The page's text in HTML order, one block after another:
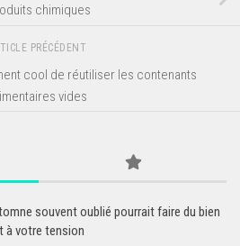
chimiques
PRÉCÉDENT
cool de réutiliser les contenants
vides
souvent oublié pourrait faire du bien
à votre tension